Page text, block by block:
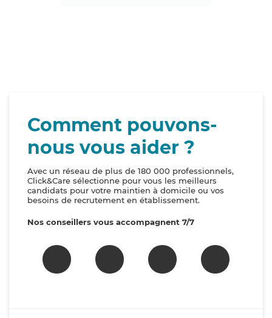
Comment pouvons-
nous vous aider ?
Avec un réseau de plus de 180 000 professionnels,
Click&Care sélectionne pour vous les meilleurs
candidats pour votre maintien à domicile ou vos
besoins de recrutement en établissement.
Nos conseillers vous accompagnent 7/7